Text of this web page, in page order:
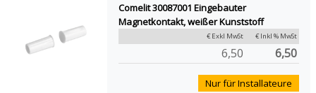
Comelit 30087001 Eingebauter
Magnetkontakt, weißer Kunststoff
€ Exkl MwSt € Inkl % MwSt
6,50 6,50
Nur für Installateure